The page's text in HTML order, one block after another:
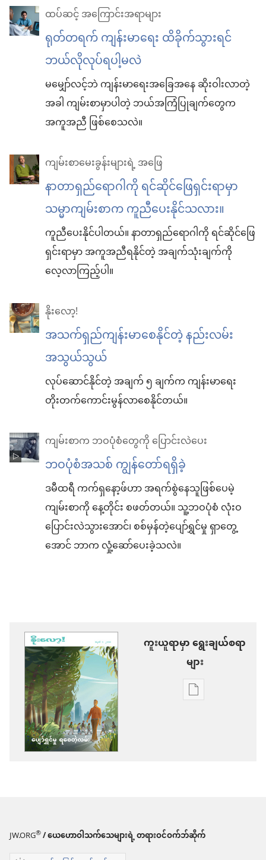
ထပ်ဆင့် အကြောင်းအရာများ
ရုတ်တရက် ကျန်းမာရေး ထိခိုက်သွားရင်
ဘယ်လိုလုပ်ရပါ့မလဲ
မမျှော်လင့်ဘဲ ကျန်းမာရေးအခြေအနေ ဆိုးဝါးလာတဲ့
အခါ ကျမ်းစာမှာပါတဲ့ ဘယ်အကြံပြုချက်တွေက
အကူအညီ ဖြစ်စေသလဲ။
ကျမ်းစာမေးခွန်းများရဲ့ အဖြေ
နာတာရှည်ရောဂါကို ရင်ဆိုင်ဖြေရှင်းရာမှာ
သမ္မာကျမ်းစာက ကူညီပေးနိုင်သလား။
ကူညီပေးနိုင်ပါတယ်။ နာတာရှည်ရောဂါကို ရင်ဆိုင်ဖြေ
ရှင်းရာမှာ အကူအညီရနိုင်တဲ့ အချက်သုံးချက်ကို
လေ့လာကြည့်ပါ။
နိုးလော့!
အသက်ရှည်ကျန်းမာစေနိုင်တဲ့ နည်းလမ်း
အသွယ်သွယ်
လုပ်ဆောင်နိုင်တဲ့ အချက် ၅ ချက်က ကျန်းမာရေး
တိုးတက်ကောင်းမွန်လာစေနိုင်တယ်။
ကျမ်းစာက ဘဝပုံစံတွေကို ပြောင်းလဲပေး
ဘဝပုံစံအသစ် ကျွန်တော်ရရှိခဲ့
ဒမီထရီ ကက်ရှနော့ဖ်ဟာ အရက်စွဲနေသူဖြစ်ပေမဲ့
ကျမ်းစာကို နေ့တိုင်း စဖတ်တယ်။ သူ့ဘဝပုံစံ လုံးဝ
ပြောင်းလဲသွားအောင်၊ စစ်မှန်တဲ့ပျော်ရွှင်မှု ရှာတွေ့
အောင် ဘာက လှုံ့ဆော်ပေးခဲ့သလဲ။
ကူးယူရာမှာ ရွေးချယ်စရာ
များ
စာပေ
များ
JW.ORG®/ ယေဟောဝါသက်သေများရဲ့ တရားဝင်ဝက်ဘ်ဆိုက်